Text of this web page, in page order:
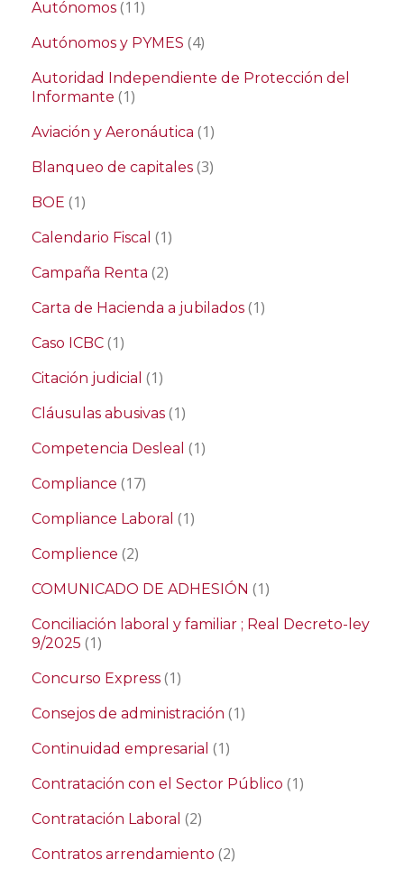
Autónomos (11)
Autónomos y PYMES (4)
Autoridad Independiente de Protección del
Informante (1)
Aviación y Aeronáutica (1)
Blanqueo de capitales (3)
BOE (1)
Calendario Fiscal (1)
Campaña Renta (2)
Carta de Hacienda a jubilados (1)
Caso ICBC (1)
Citación judicial (1)
Cláusulas abusivas (1)
Competencia Desleal (1)
Compliance (17)
Compliance Laboral (1)
Complience (2)
COMUNICADO DE ADHESIÓN (1)
Conciliación laboral y familiar ; Real Decreto-ley
9/2025 (1)
Concurso Express (1)
Consejos de administración (1)
Continuidad empresarial (1)
Contratación con el Sector Público (1)
Contratación Laboral (2)
Contratos arrendamiento (2)